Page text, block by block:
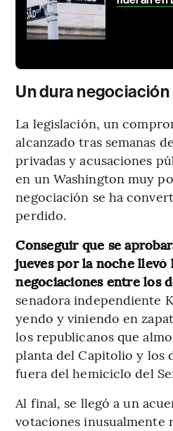
Un dura negociación
La legislación, un
alcanzado tras semanas
privadas y acusaciones
en un Washington muy
negociación se ha
perdido.
Conseguir que se
jueves por la noche llevó
negociaciones entre los
senadora independiente
yendo y viniendo en
los republicanos que
planta del Capitolio y los
fuera del hemiciclo del
Al final, se llegó a un
votaciones inusualmente